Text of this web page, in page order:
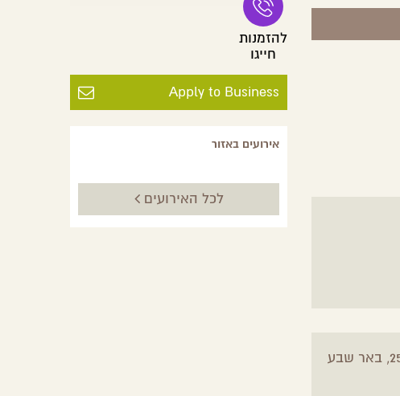
להזמנות
חייגו
Apply to Business
אירועים באזור
לכל האירועים